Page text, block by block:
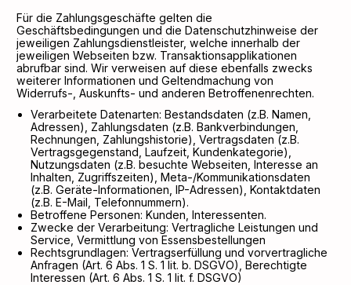
Für die Zahlungsgeschäfte gelten die
Geschäftsbedingungen und die Datenschutzhinweise der
jeweiligen Zahlungsdienstleister, welche innerhalb der
jeweiligen Webseiten bzw. Transaktionsapplikationen
abrufbar sind. Wir verweisen auf diese ebenfalls zwecks
weiterer Informationen und Geltendmachung von
Widerrufs-, Auskunfts- und anderen Betroffenenrechten.
Verarbeitete Datenarten: Bestandsdaten (z.B. Namen,
Adressen), Zahlungsdaten (z.B. Bankverbindungen,
Rechnungen, Zahlungshistorie), Vertragsdaten (z.B.
Vertragsgegenstand, Laufzeit, Kundenkategorie),
Nutzungsdaten (z.B. besuchte Webseiten, Interesse an
Inhalten, Zugriffszeiten), Meta-/Kommunikationsdaten
(z.B. Geräte-Informationen, IP-Adressen), Kontaktdaten
(z.B. E-Mail, Telefonnummern).
Betroffene Personen: Kunden, Interessenten.
Zwecke der Verarbeitung: Vertragliche Leistungen und
Service, Vermittlung von Essensbestellungen
Rechtsgrundlagen: Vertragserfüllung und vorvertragliche
Anfragen (Art. 6 Abs. 1 S. 1 lit. b. DSGVO), Berechtigte
Interessen (Art. 6 Abs. 1 S. 1 lit. f. DSGVO)